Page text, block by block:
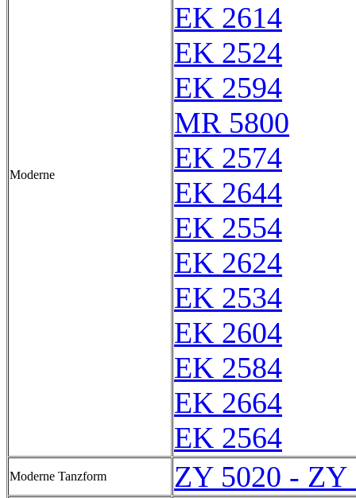
Moderne
EK 2614
EK 2524
EK 2594
MR 5800
EK 2574
EK 2644
EK 2554
EK 2624
EK 2534
EK 2604
EK 2584
EK 2664
EK 2564
Moderne Tanzform ZY 5020 - ZY